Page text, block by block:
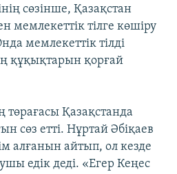
сөзінше, Қазақстан
мемлекеттік тілге көшіру
мемлекеттік тілді
құқықтарын қорғай
Қазақстанда
сөз етті. Нұртай Әбіқаев
алғанын айтып, ол кезде
едік деді. «Егер Кеңес